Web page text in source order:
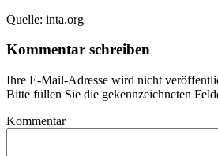
Quelle: inta.org
Kommentar schreiben
Ihre E-Mail-Adresse wird nicht
Bitte füllen Sie die gekennzeichneten
Kommentar